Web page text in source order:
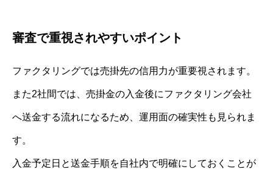
審査で重視されやすいポイント
ファクタリングでは売掛先の信用力が重要視されます。
また2社間では、売掛金の入金後にファクタリング会社
へ送金する流れになるため、運用面の確実性も見られま
す。
入金予定日と送金手順を自社内で明確にしておくことが